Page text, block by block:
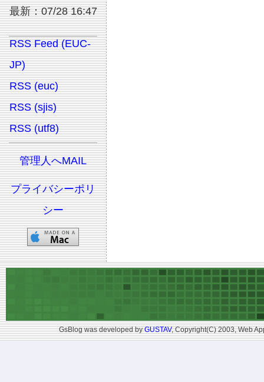
最新：07/28 16:47
RSS Feed (EUC-
JP)
RSS (euc)
RSS (sjis)
RSS (utf8)
管理人へMAIL
プライバシーポリ
シー
GsBlog was developed byGUSTAV, Copyright(C) 2003, Web